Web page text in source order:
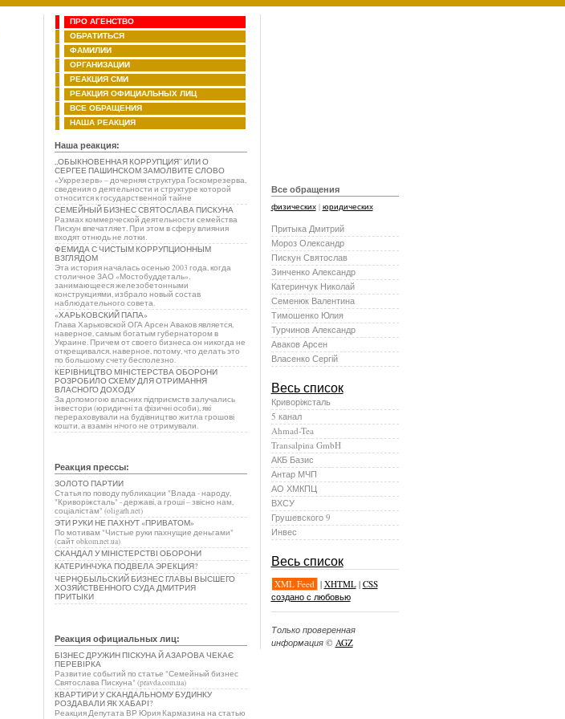
ПРО АГЕНСТВО
ОБРАТИТЬСЯ
ФАМИЛИИ
ОРГАНИЗАЦИИ
РЕАКЦИЯ СМИ
РЕАКЦИЯ ОФИЦИАЛЬНЫХ ЛИЦ
ВСЕ ОБРАЩЕНИЯ
НАША РЕАКЦИЯ
Наша реакция:
„ОБЫКНОВЕННАЯ КОРРУПЦИЯ” ИЛИ О
СЕРГЕЕ ПАШИНСКОМ ЗАМОЛВИТЕ СЛОВО
«Укррезерв» – дочерняя структура Госкомрезерва,
сведения о деятельности и структуре которой
относится к государственной тайне
СЕМЕЙНЫЙ БИЗНЕС СВЯТОСЛАВА ПИСКУНА
Размах коммерческой деятельности семейства
Пискун впечатляет. При этом в сферу влияния
входят отнюдь не лотки.
ФЕМИДА С ЧИСТЫМ КОРРУПЦИОННЫМ
ВЗГЛЯДОМ
Эта история началась осенью 2003 года, когда
столичное ЗАО «Мостобуддеталь»,
занимающееся железобетонными
конструкциями, избрало новый состав
наблюдательного совета.
«ХАРЬКОВСКИЙ ПАПА»
Глава Харьковской ОГА Арсен Аваков является,
наверное, самым богатым губернатором в
Украине. Причем от своего бизнеса он никогда не
открещивался, наверное, потому, что делать это
по большому счету бесполезно.
КЕРІВНИЦТВО МІНІСТЕРСТВА ОБОРОНИ
РОЗРОБИЛО СХЕМУ ДЛЯ ОТРИМАННЯ
ВЛАСНОГО ДОХОДУ
За допомогою власних підприємств залучались
інвестори (юридичні та фізичні особи), які
перераховували на будівництво житла грошові
кошти, а взамін нічого не отримували.
Реакция прессы:
ЗОЛОТО ПАРТИИ
Статья по поводу публикации "Влада - народу,
"Криворіжсталь" - державі, а гроші – звісно нам,
соціалістам" (oligarh.net)
ЭТИ РУКИ НЕ ПАХНУТ «ПРИВАТОМ»
По мотивам "Чистые руки пахнущие деньгами"
(сайт obkom.net.ua)
СКАНДАЛ У МІНІСТЕРСТВІ ОБОРОНИ
КАТЕРИНЧУКА ПОДВЕЛА ЭРЕКЦИЯ?
ЧЕРНОБЫЛЬСКИЙ БИЗНЕС ГЛАВЫ ВЫСШЕГО
ХОЗЯЙСТВЕННОГО СУДА ДМИТРИЯ
ПРИТЫКИ
Реакция официальных лиц:
БІЗНЕС ДРУЖИН ПІСКУНА Й АЗАРОВА ЧЕКАЄ
ПЕРЕВІРКА
Развитие событий по статье "Семейный бизнес
Святослава Пискуна" (pravda.com.ua)
КВАРТИРИ У СКАНДАЛЬНОМУ БУДИНКУ
РОЗДАВАЛИ ЯК ХАБАРІ?
Реакция Депутата ВР Юрия Кармазина на статью
Все обращения
физических| юридических
Притыка Дмитрий
Мороз Олександр
Пискун Святослав
Зинченко Александр
Катеринчук Николай
Семенюк Валентина
Тимошенко Юлия
Турчинов Александр
Аваков Арсен
Власенко Сергій
Весь список
Криворіжсталь
5 канал
Ahmad-Tea
Transalpina GmbH
АКБ Базис
Антар МЧП
АО ХМКПЦ
ВХСУ
Грушевского 9
Инвес
Весь список
XML Feed | XHTML| CSS
создано с любовью
Только проверенная
информация© AGZ